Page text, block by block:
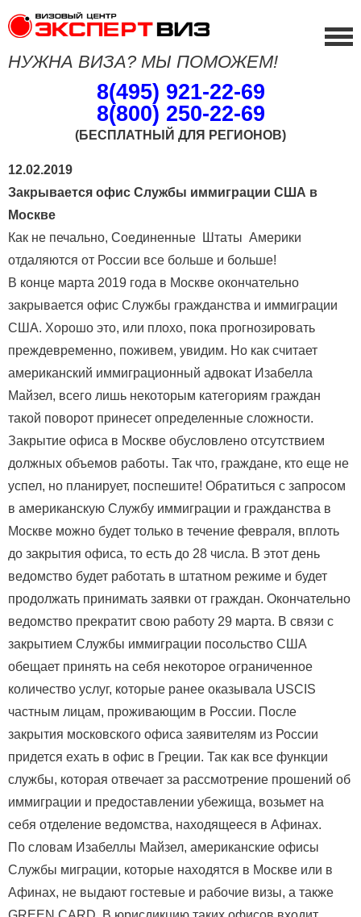
НУЖНА ВИЗА? МЫ ПОМОЖЕМ!
8(495) 921-22-69
8(800) 250-22-69
(БЕСПЛАТНЫЙ ДЛЯ РЕГИОНОВ)
12.02.2019
Закрывается офис Службы иммиграции США в
Москве
Как не печально, Соединенные Штаты Америки
отдаляются от России все больше и больше!
В конце марта 2019 года в Москве окончательно
закрывается офис Службы гражданства и иммиграции
США. Хорошо это, или плохо, пока прогнозировать
преждевременно, поживем, увидим. Но как считает
американский иммиграционный адвокат Изабелла
Майзел, всего лишь некоторым категориям граждан
такой поворот принесет определенные сложности.
Закрытие офиса в Москве обусловлено отсутствием
должных объемов работы. Так что, граждане, кто еще не
успел, но планирует, поспешите! Обратиться с запросом
в американскую Службу иммиграции и гражданства в
Москве можно будет только в течение февраля, вплоть
до закрытия офиса, то есть до 28 числа. В этот день
ведомство будет работать в штатном режиме и будет
продолжать принимать заявки от граждан. Окончательно
ведомство прекратит свою работу 29 марта. В связи с
закрытием Службы иммиграции посольство США
обещает принять на себя некоторое ограниченное
количество услуг, которые ранее оказывала USCIS
частным лицам, проживающим в России. После
закрытия московского офиса заявителям из России
придется ехать в офис в Греции. Так как все функции
службы, которая отвечает за рассмотрение прошений об
иммиграции и предоставлении убежища, возьмет на
себя отделение ведомства, находящееся в Афинах.
По словам Изабеллы Майзел, американские офисы
Службы миграции, которые находятся в Москве или в
Афинах, не выдают гостевые и рабочие визы, а также